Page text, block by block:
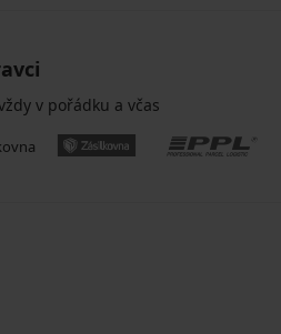
v pořádku a včas